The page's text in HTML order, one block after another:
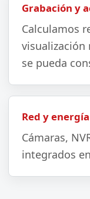
Grabación y
Calculamos
visualización
se pueda
Red y
Cámaras,
integrados